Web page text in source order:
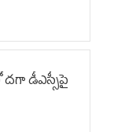
దగా డీఎస్సీపై